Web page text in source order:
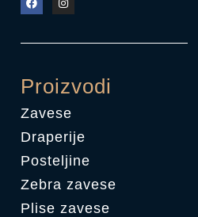
Proizvodi
Zavese
Draperije
Posteljine
Zebra zavese
Plise zavese